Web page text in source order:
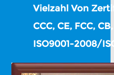
Vielzahl Von
CCC, CE, FCC, CB,
ISO9001-2008/